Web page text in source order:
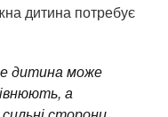
дитина потребує
дитина може
а